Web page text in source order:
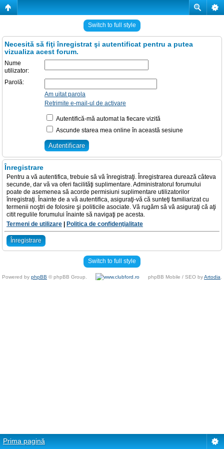
Switch to full style
Necesită să fiţi înregistrat şi autentificat pentru a putea
vizualiza acest forum.
Nume
utilizator:
Parolă:
Am uitat parola
Retrimite e-mail-ul de activare
Autentifică-mă automat la fiecare vizită
Ascunde starea mea online în această sesiune
Înregistrare
Pentru a vă autentifica, trebuie să vă înregistraţi. Înregistrarea durează câteva
secunde, dar vă va oferi facilităţi suplimentare. Administratorul forumului
poate de asemenea să acorde permisiuni suplimentare utilizatorilor
înregistraţi. Înainte de a vă autentifica, asiguraţi-vă că sunteţi familiarizat cu
termenii noştri de folosire şi politicile asociate. Vă rugăm să vă asiguraţi că aţi
citit regulile forumului înainte să navigaţi pe acesta.
Termeni de utilizare
Politica de confidenţialitate
Înregistrare
Switch to full style
Powered by phpBB © phpBB Group. phpBB Mobile / SEO byArtodia
Prima pagină